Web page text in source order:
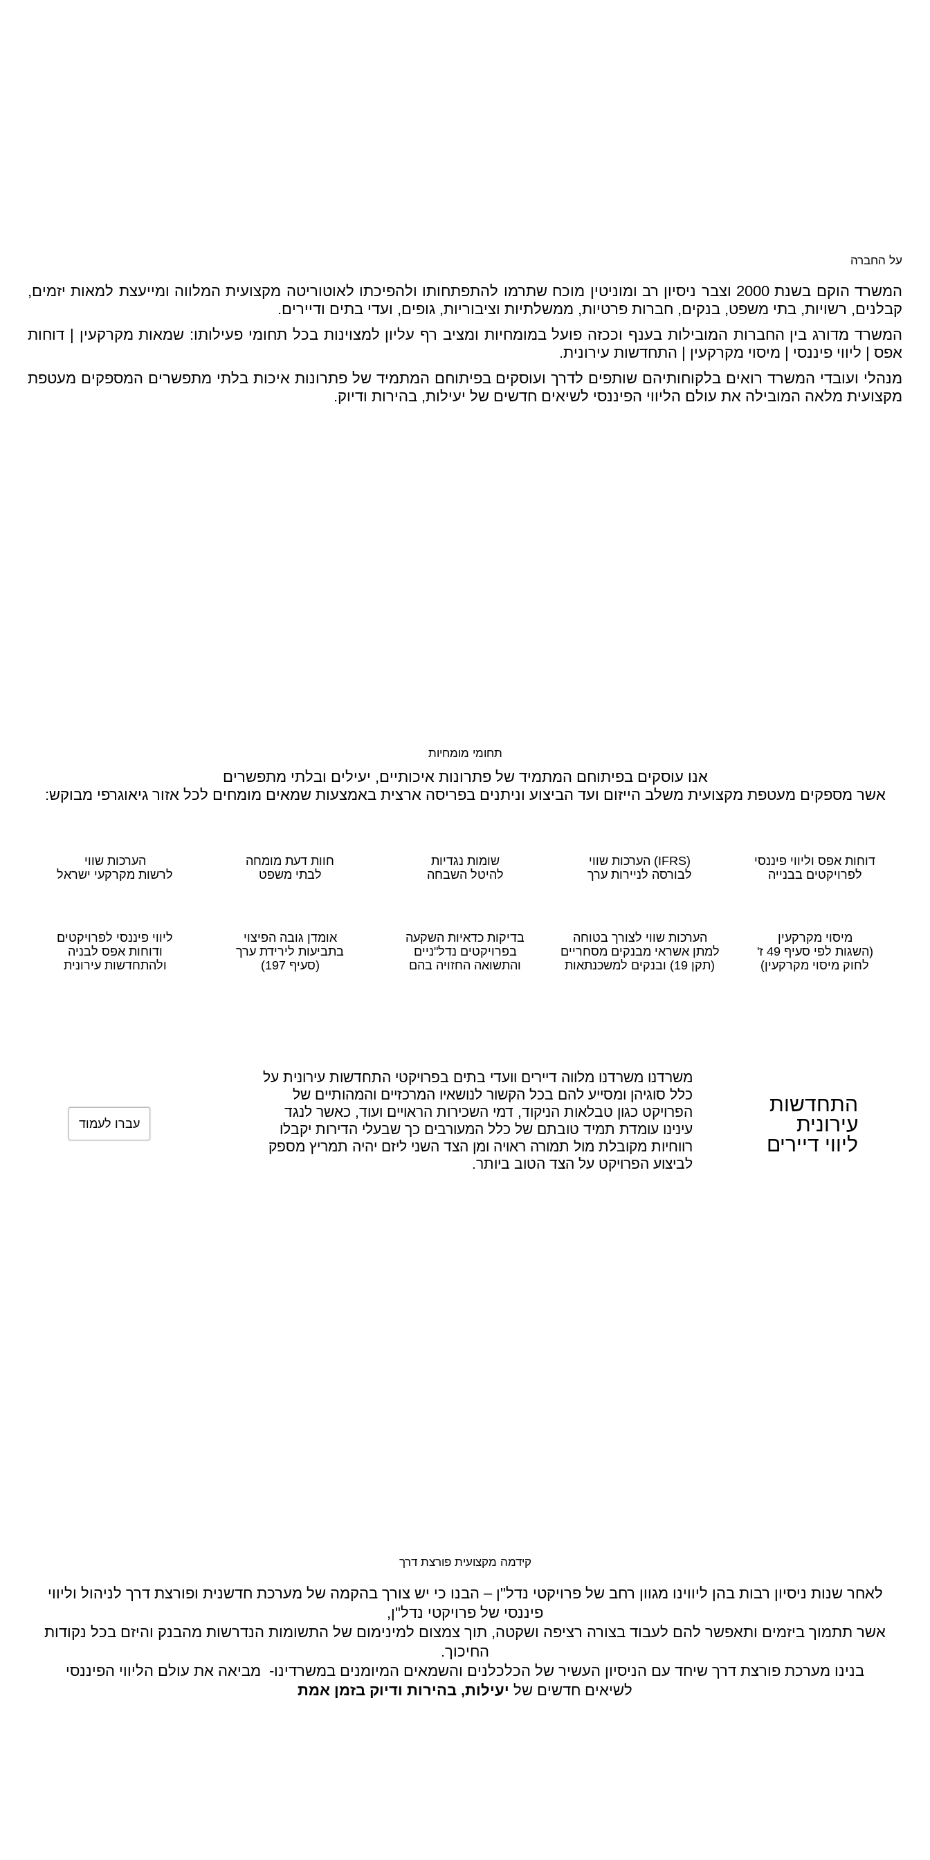
על החברה
המשרד הוקם בשנת 2000 וצבר ניסיון רב ומוניטין מוכח שתרמו להתפתחותו ולהפיכתו לאוטוריטה מקצועית המלווה ומייעצת למאות יזמים,
קבלנים, רשויות, בתי משפט, בנקים, חברות פרטיות, ממשלתיות וציבוריות, גופים, ועדי בתים ודיירים.
המשרד מדורג בין החברות המובילות בענף וככזה פועל במומחיות ומציב רף עליון למצוינות בכל תחומי פעילותו: שמאות מקרקעין | דוחות
אפס | ליווי פיננסי | מיסוי מקרקעין | התחדשות עירונית.
מנהלי ועובדי המשרד רואים בלקוחותיהם שותפים לדרך ועוסקים בפיתוחם המתמיד של פתרונות איכות בלתי מתפשרים המספקים מעטפת
מקצועית מלאה המובילה את עולם הליווי הפיננסי לשיאים חדשים של יעילות, בהירות ודיוק.
תחומי מומחיות
אנו עוסקים בפיתוחם המתמיד של פתרונות איכותיים, יעילים ובלתי מתפשרים
אשר מספקים מעטפת מקצועית משלב הייזום ועד הביצוע וניתנים בפריסה ארצית באמצעות שמאים מומחים לכל אזור גיאוגרפי מבוקש:
דוחות אפס וליווי פיננסי
לפרויקטים בבנייה
(IFRS)
הערכות שווי
לבורסה לניירות ערך
שומות נגדיות
להיטל השבחה
חוות דעת מומחה
לבתי משפט
הערכות שווי
לרשות מקרקעי ישראל
מיסוי מקרקעין
(השגות לפי סעיף 49 ז'
לחוק מיסוי מקרקעין)
הערכות שווי לצורך בטוחה
למתן אשראי מבנקים מסחריים
(תקן 19) ובנקים למשכנתאות
בדיקות כדאיות השקעה
בפרויקטים נדל"ניים
והתשואה החזויה בהם
אומדן גובה הפיצוי
בתביעות לירידת ערך
(סעיף 197)
ליווי פיננסי לפרויקטים
ודוחות אפס לבניה
ולהתחדשות עירונית
התחדשות
עירונית
ליווי דיירים
משרדנו משרדנו מלווה דיירים וועדי בתים בפרויקטי התחדשות עירונית על
כלל סוגיהן ומסייע להם בכל הקשור לנושאיו המרכזיים והמהותיים של
הפרויקט כגון טבלאות הניקוד, דמי השכירות הראויים ועוד, כאשר לנגד
עינינו עומדת תמיד טובתם של כלל המעורבים כך שבעלי הדירות יקבלו
רווחיות מקובלת מול תמורה ראויה ומן הצד השני ליזם יהיה תמריץ מספק
לביצוע הפרויקט על הצד הטוב ביותר.
עברו לעמוד
קידמה מקצועית פורצת דרך
לאחר שנות ניסיון רבות בהן ליווינו מגוון רחב של פרויקטי נדל"ן – הבנו כי יש צורך בהקמה של מערכת חדשנית ופורצת דרך לניהול וליווי
פיננסי של פרויקטי נדל"ן,
אשר תתמוך ביזמים ותאפשר להם לעבוד בצורה רציפה ושקטה, תוך צמצום למינימום של התשומות הנדרשות מהבנק והיזם בכל נקודות
החיכוך.
בנינו מערכת פורצת דרך שיחד עם הניסיון העשיר של הכלכלנים והשמאים המיומנים במשרדינו- מביאה את עולם הליווי הפיננסי
לשיאים חדשים של יעילות, בהירות ודיוק בזמן אמת